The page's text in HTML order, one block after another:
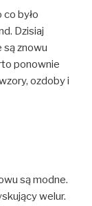
co było
Dzisiaj
są znowu
ponownie
ozdoby i
są modne.
welur.